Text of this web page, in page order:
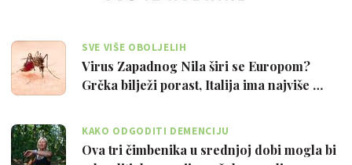
SVE VIŠE OBOLJELIH
Virus Zapadnog Nila širi se Europom?
Grčka bilježi porast, Italija ima najviše …
KAKO ODGODITI DEMENCIJU
Ova tri čimbenika u srednjoj dobi mogla bi